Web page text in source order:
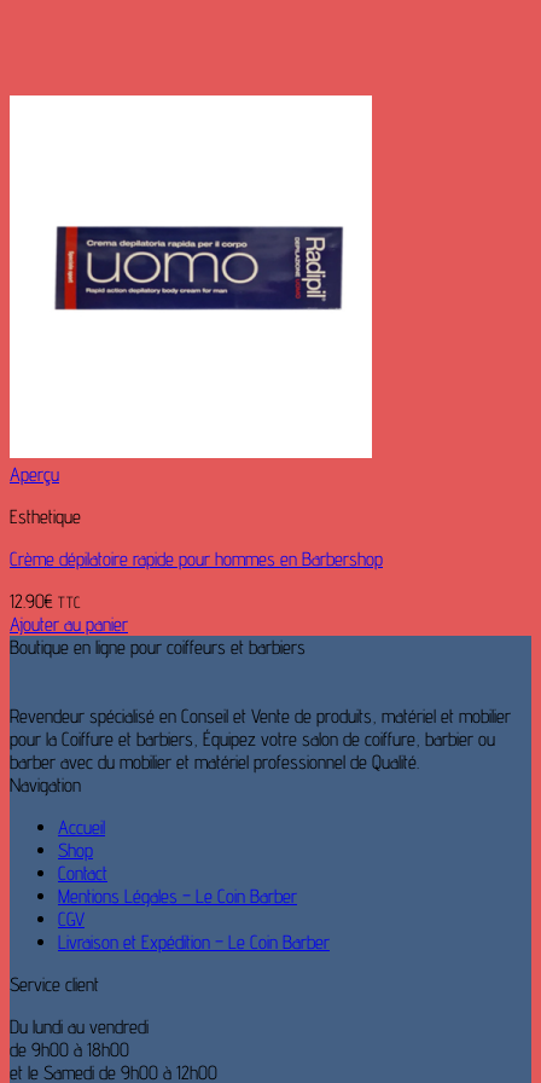
Aperçu
Esthetique
Crème dépilatoire rapide pour hommes en Barbershop
12.90€ TTC
Ajouter au panier
Boutique en ligne pour coiffeurs et barbiers
Revendeur spécialisé en Conseil et Vente de produits, matériel et mobilier
pour la Coiffure et barbiers, Équipez votre salon de coiffure, barbier ou
barber avec du mobilier et matériel professionnel de Qualité.
Navigation
Accueil
Shop
Contact
Mentions Légales – Le Coin Barber
CGV
Livraison et Expédition – Le Coin Barber
Service client
Du lundi au vendredi
de 9h00 à 18h00
et le Samedi de 9h00 à 12h00